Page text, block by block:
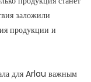
заложили
продукции и
для Arlau важным